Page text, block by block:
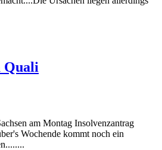
Quali
am Montag Insolvenzantrag
Wochende kommt noch ein